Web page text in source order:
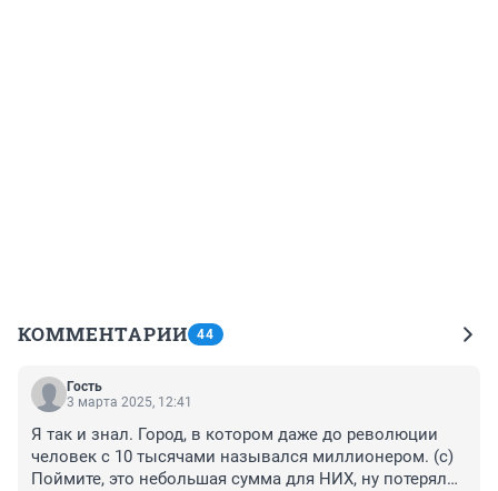
КОММЕНТАРИИ 44
Гость
3 марта 2025, 12:41
Я так и знал. Город, в котором даже до революции
человек с 10 тысячами назывался миллионером. (с)
Поймите, это небольшая сумма для НИХ, ну потеряли